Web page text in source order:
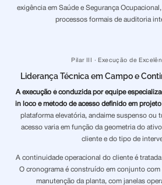
exigência em Saúde e Segurança
processos formais de auditoria
Pilar III · Execução de
Liderança Técnica em Campo e
A execução é conduzida por equipe
in loco e método de acesso definido em projeto
plataforma elevatória, andaime suspenso ou
acesso varia em função da geometria do
cliente e do tipo de
A continuidade operacional do cliente é
O cronograma é construído em conjunto com
manutenção da planta, com janelas